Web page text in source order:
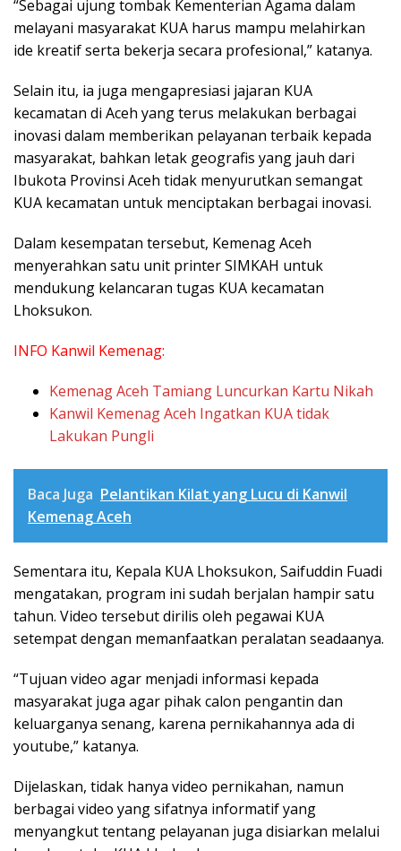
“Sebagai ujung tombak Kementerian Agama dalam
melayani masyarakat KUA harus mampu melahirkan
ide kreatif serta bekerja secara profesional,” katanya.
Selain itu, ia juga mengapresiasi jajaran KUA
kecamatan di Aceh yang terus melakukan berbagai
inovasi dalam memberikan pelayanan terbaik kepada
masyarakat, bahkan letak geografis yang jauh dari
Ibukota Provinsi Aceh tidak menyurutkan semangat
KUA kecamatan untuk menciptakan berbagai inovasi.
Dalam kesempatan tersebut, Kemenag Aceh
menyerahkan satu unit printer SIMKAH untuk
mendukung kelancaran tugas KUA kecamatan
Lhoksukon.
INFO Kanwil Kemenag:
Kemenag Aceh Tamiang Luncurkan Kartu Nikah
Kanwil Kemenag Aceh Ingatkan KUA tidak
Lakukan Pungli
Baca Juga Pelantikan Kilat yang Lucu di Kanwil
Kemenag Aceh
Sementara itu, Kepala KUA Lhoksukon, Saifuddin Fuadi
mengatakan, program ini sudah berjalan hampir satu
tahun. Video tersebut dirilis oleh pegawai KUA
setempat dengan memanfaatkan peralatan seadaanya.
“Tujuan video agar menjadi informasi kepada
masyarakat juga agar pihak calon pengantin dan
keluarganya senang, karena pernikahannya ada di
youtube,” katanya.
Dijelaskan, tidak hanya video pernikahan, namun
berbagai video yang sifatnya informatif yang
menyangkut tentang pelayanan juga disiarkan melalui